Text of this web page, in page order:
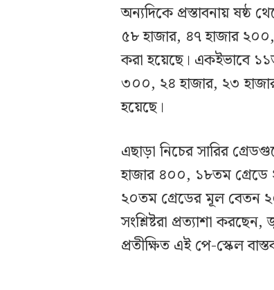
অন্যদিকে প্রস্তাবনায় ষষ্ঠ
৫৮ হাজার, ৪৭ হাজার
করা হয়েছে। একইভাবে
৩০০, ২৪ হাজার, ২৩
হয়েছে।
এছাড়া নিচের সারির
হাজার ৪০০, ১৮তম গ্রেডে
২০তম গ্রেডের মূল বেতন ২০
সংশ্লিষ্টরা প্রত্যাশা
প্রতীক্ষিত এই পে-স্কেল